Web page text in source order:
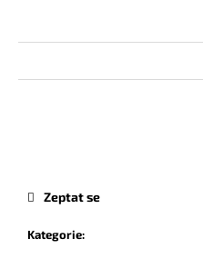
Kategorie:
Zeptat se